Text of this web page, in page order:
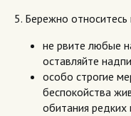
5. Бережно относитесь
не рвите любые
оставляйте
особо строгие
беспокойства
обитания